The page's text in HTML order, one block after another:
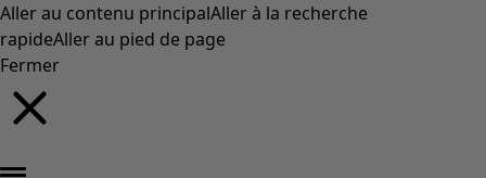
Aller au contenu principalAller à la recherche
rapideAller au pied de page
Fermer